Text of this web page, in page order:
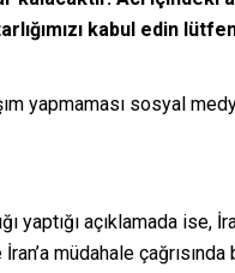
kabul edin
yapmaması sosyal
açıklamada ise,
müdahale çağrısında